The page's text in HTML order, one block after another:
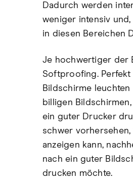
Dadurch werden
weniger intensiv
in diesen Bereichen
Je hochwertiger der
Softproofing. Perfekt
Bildschirme
billigen
ein guter Drucker
schwer
anzeigen kann,
nach ein guter
drucken möchte.